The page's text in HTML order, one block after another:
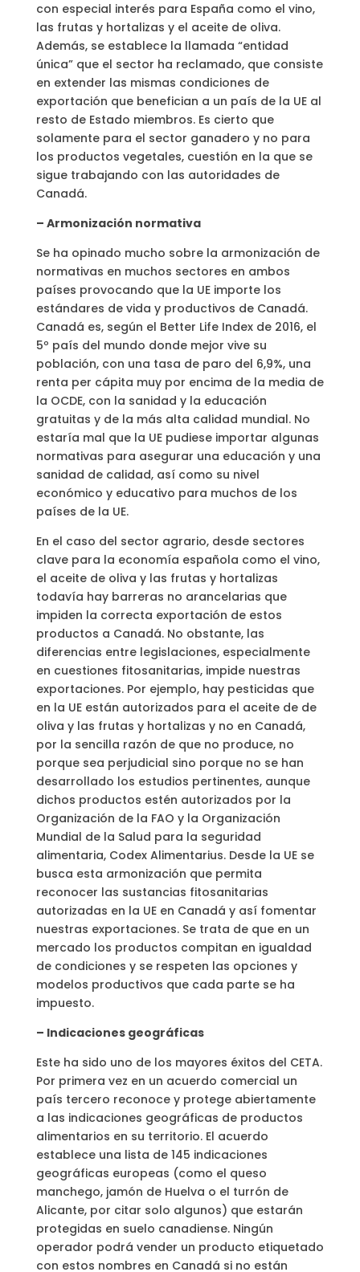
con especial interés para España como el vino,
las frutas y hortalizas y el aceite de oliva.
Además, se establece la llamada “entidad
única” que el sector ha reclamado, que consiste
en extender las mismas condiciones de
exportación que benefician a un país de la UE al
resto de Estado miembros. Es cierto que
solamente para el sector ganadero y no para
los productos vegetales, cuestión en la que se
sigue trabajando con las autoridades de
Canadá.
– Armonización normativa
Se ha opinado mucho sobre la armonización de
normativas en muchos sectores en ambos
países provocando que la UE importe los
estándares de vida y productivos de Canadá.
Canadá es, según el Better Life Index de 2016, el
5º país del mundo donde mejor vive su
población, con una tasa de paro del 6,9%, una
renta per cápita muy por encima de la media de
la OCDE, con la sanidad y la educación
gratuitas y de la más alta calidad mundial. No
estaría mal que la UE pudiese importar algunas
normativas para asegurar una educación y una
sanidad de calidad, así como su nivel
económico y educativo para muchos de los
países de la UE.
En el caso del sector agrario, desde sectores
clave para la economía española como el vino,
el aceite de oliva y las frutas y hortalizas
todavía hay barreras no arancelarias que
impiden la correcta exportación de estos
productos a Canadá. No obstante, las
diferencias entre legislaciones, especialmente
en cuestiones fitosanitarias, impide nuestras
exportaciones. Por ejemplo, hay pesticidas que
en la UE están autorizados para el aceite de de
oliva y las frutas y hortalizas y no en Canadá,
por la sencilla razón de que no produce, no
porque sea perjudicial sino porque no se han
desarrollado los estudios pertinentes, aunque
dichos productos estén autorizados por la
Organización de la FAO y la Organización
Mundial de la Salud para la seguridad
alimentaria, Codex Alimentarius. Desde la UE se
busca esta armonización que permita
reconocer las sustancias fitosanitarias
autorizadas en la UE en Canadá y así fomentar
nuestras exportaciones. Se trata de que en un
mercado los productos compitan en igualdad
de condiciones y se respeten las opciones y
modelos productivos que cada parte se ha
impuesto.
– Indicaciones geográficas
Este ha sido uno de los mayores éxitos del CETA.
Por primera vez en un acuerdo comercial un
país tercero reconoce y protege abiertamente
a las indicaciones geográficas de productos
alimentarios en su territorio. El acuerdo
establece una lista de 145 indicaciones
geográficas europeas (como el queso
manchego, jamón de Huelva o el turrón de
Alicante, por citar solo algunos) que estarán
protegidas en suelo canadiense. Ningún
operador podrá vender un producto etiquetado
con estos nombres en Canadá si no están